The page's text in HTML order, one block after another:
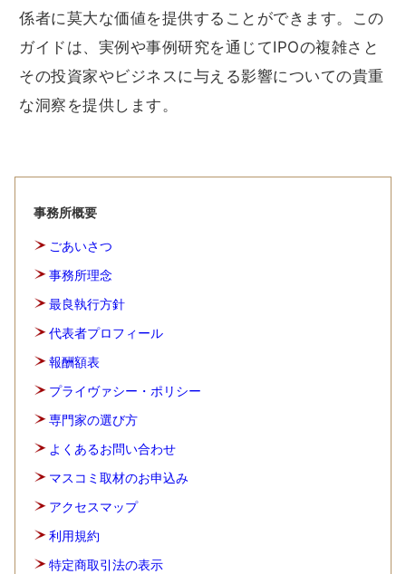
係者に莫大な価値を提供することができます。この
ガイドは、実例や事例研究を通じてIPOの複雑さと
その投資家やビジネスに与える影響についての貴重
な洞察を提供します。
事務所概要
ごあいさつ
事務所理念
最良執行方針
代表者プロフィール
報酬額表
プライヴァシー・ポリシー
専門家の選び方
よくあるお問い合わせ
マスコミ取材のお申込み
アクセスマップ
利用規約
特定商取引法の表示